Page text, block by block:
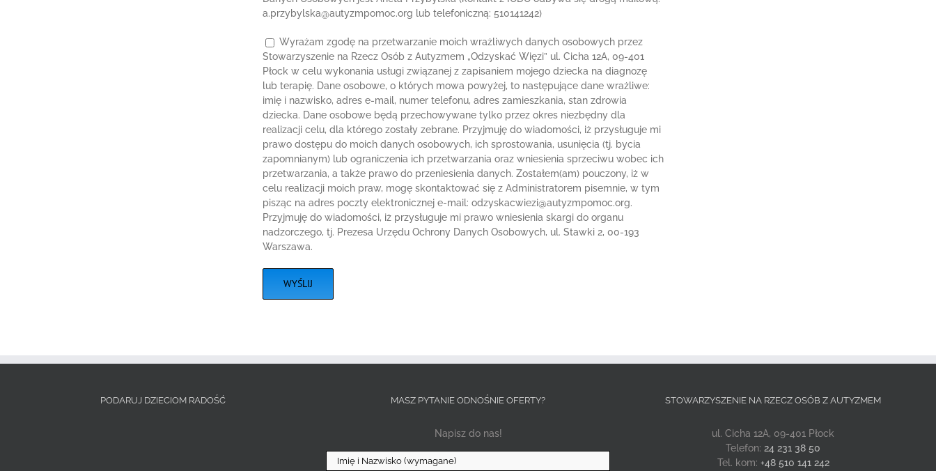
a.przybylska@autyzmpomoc.org lub telefoniczną: 510141242)
Wyrażam zgodę na przetwarzanie moich wrażliwych danych osobowych przez
Stowarzyszenie na Rzecz Osób z Autyzmem „Odzyskać Więzi” ul. Cicha 12A, 09-401
Płock w celu wykonania usługi związanej z zapisaniem mojego dziecka na diagnozę
lub terapię. Dane osobowe, o których mowa powyżej, to następujące dane wrażliwe:
imię i nazwisko, adres e-mail, numer telefonu, adres zamieszkania, stan zdrowia
dziecka. Dane osobowe będą przechowywane tylko przez okres niezbędny dla
realizacji celu, dla którego zostały zebrane. Przyjmuję do wiadomości, iż przysługuje mi
prawo dostępu do moich danych osobowych, ich sprostowania, usunięcia (tj. bycia
zapomnianym) lub ograniczenia ich przetwarzania oraz wniesienia sprzeciwu wobec ich
przetwarzania, a także prawo do przeniesienia danych. Zostałem(am) pouczony, iż w
celu realizacji moich praw, mogę skontaktować się z Administratorem pisemnie, w tym
pisząc na adres poczty elektronicznej e-mail: odzyskacwiezi@autyzmpomoc.org.
Przyjmuję do wiadomości, iż przysługuje mi prawo wniesienia skargi do organu
nadzorczego, tj. Prezesa Urzędu Ochrony Danych Osobowych, ul. Stawki 2, 00-193
Warszawa.
PODARUJ DZIECIOM RADOŚĆ MASZ PYTANIE ODNOŚNIE OFERTY?
Napisz do nas!
STOWARZYSZENIE NA RZECZ OSÓB Z AUTYZMEM
ul. Cicha 12A, 09-401 Płock
Telefon: 24 231 38 50
Tel. kom: +48 510 141 242